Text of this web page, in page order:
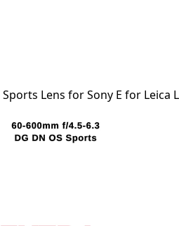
Lens for Sony E for Leica L